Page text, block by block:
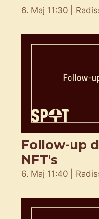
6. Maj 11:30 |
Follow-up
NFT's
6. Maj 11:40 |